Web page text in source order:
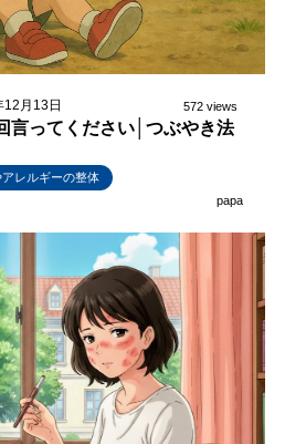
月13日 572 views
言ってください│つぶやき法
レルギーの整体
papa